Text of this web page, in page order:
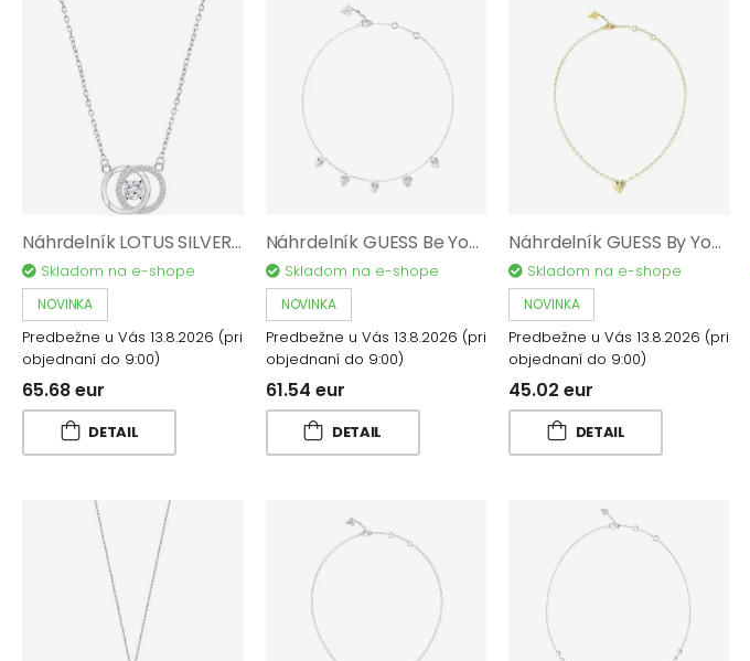
Náhrdelník LOTUS SILVER Beyond Classics AG 925/1000 LP3820-1/1
Skladom na e-shope
NOVINKA
Predbežne u Vás 13.8.2026 (pri
objednaní do 9:00)
65.68 eur
DETAIL
Náhrdelník GUESS Be Your Side JUBN06081JWRHT/U
Skladom na e-shope
NOVINKA
Predbežne u Vás 13.8.2026 (pri
objednaní do 9:00)
61.54 eur
DETAIL
Náhrdelník GUESS By Your Side JUBN06087JWYGT/U
Skladom na e-shope
NOVINKA
Predbežne u Vás 13.8.2026 (pri
objednaní do 9:00)
45.02 eur
DETAIL